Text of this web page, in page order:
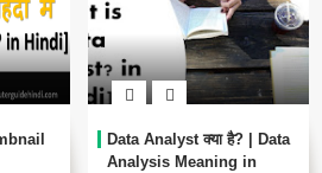
Data Analyst क्या है? | Data
Analysis Meaning in